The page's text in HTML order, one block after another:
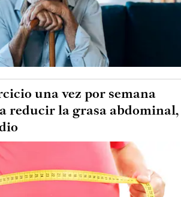
una vez por semana
reducir la grasa abdominal,